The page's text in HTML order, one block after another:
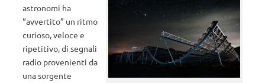
astronomi ha
“avvertito” un ritmo
curioso, veloce e
ripetitivo, di segnali
radio provenienti da
una sorgente